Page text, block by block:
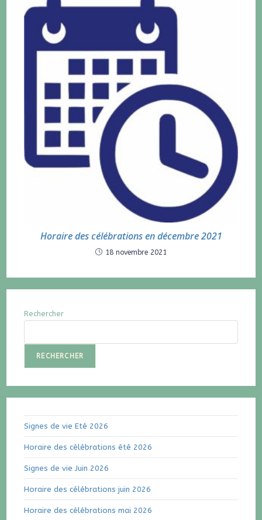
Horaire des célébrations en décembre 2021
18 novembre 2021
Rechercher
RECHERCHER
Signes de vie Eté 2026
Horaire des célébrations été 2026
Signes de vie Juin 2026
Horaire des célébrations juin 2026
Horaire des célébrations mai 2026